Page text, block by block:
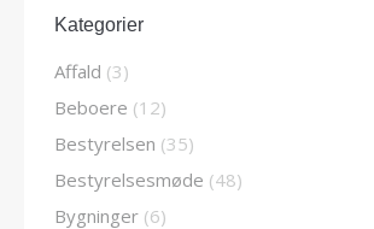
Kategorier
Affald (3)
Beboere (12)
Bestyrelsen (35)
Bestyrelsesmøde (48)
Bygninger (6)